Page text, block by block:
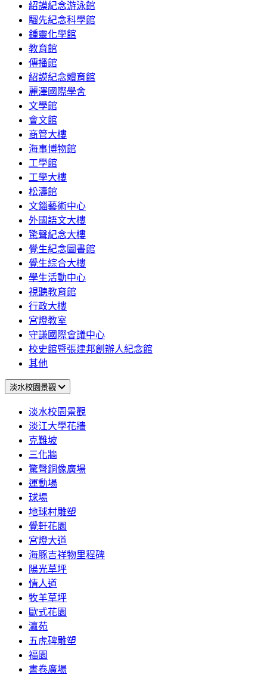
紹謨紀念游泳館
騮先紀念科學館
鍾靈化學館
教育館
傳播館
紹謨紀念體育館
麗澤國際學舍
文學館
會文館
商管大樓
海事博物館
工學館
工學大樓
松濤館
文錙藝術中心
外國語文大樓
驚聲紀念大樓
覺生紀念圖書館
覺生綜合大樓
學生活動中心
視聽教育館
行政大樓
宮燈教室
守謙國際會議中心
校史館暨張建邦創辦人紀念館
其他
淡水校園景觀
淡水校園景觀
淡江大學花牆
克難坡
三化牆
驚聲銅像廣場
運動場
球場
地球村雕塑
覺軒花園
宮燈大道
海豚吉祥物里程碑
陽光草坪
情人道
牧羊草坪
歐式花園
瀛苑
五虎碑雕塑
福園
書卷廣場